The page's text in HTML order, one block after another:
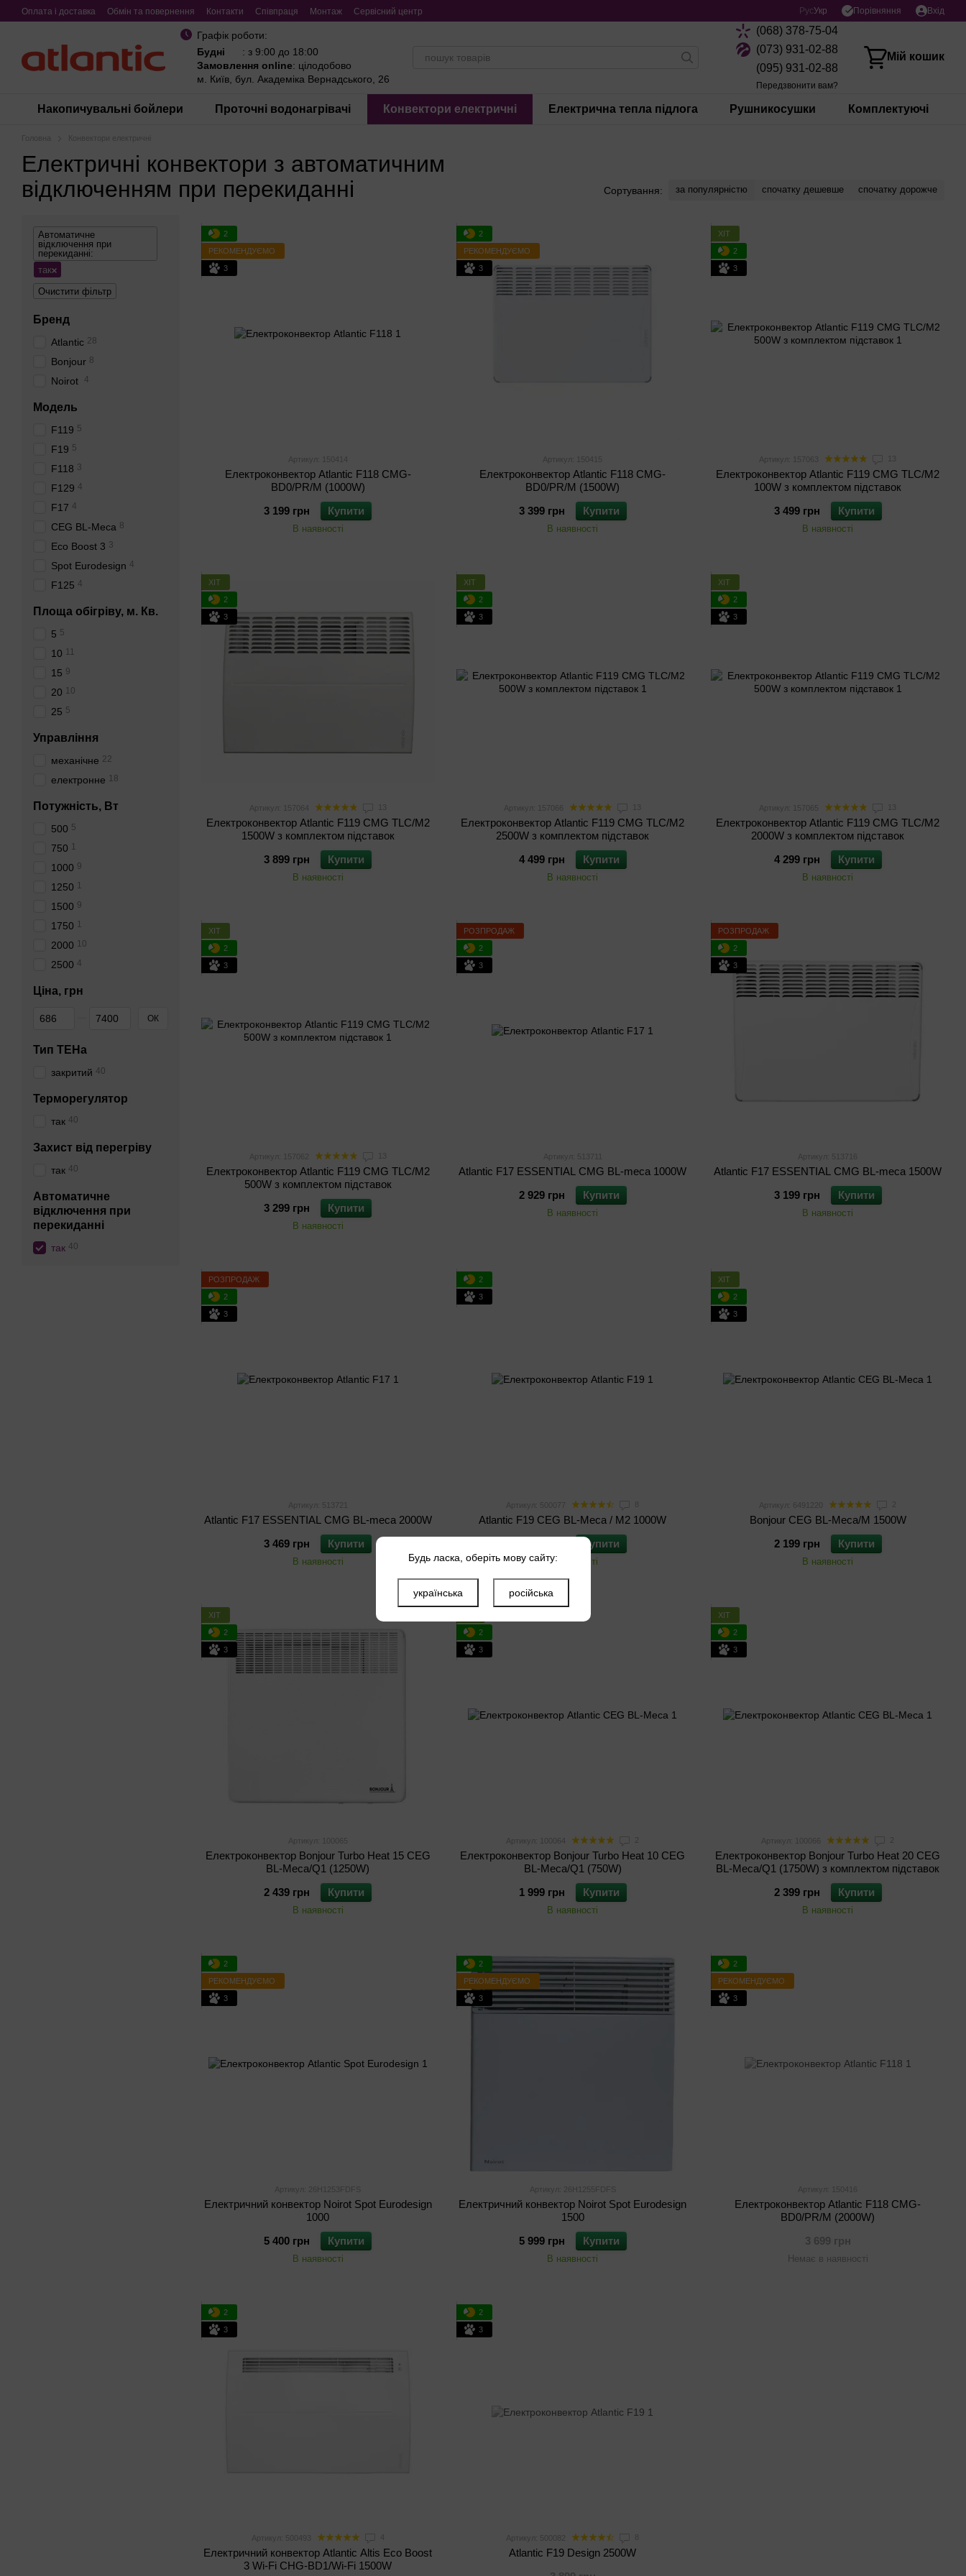
Перейти до основного контенту
Оплата і доставка Обмін та повернення Контакти Співпраця Монтаж Сервісний центр РусУкр Порівняння Вхід
Графік роботи:
Будні
: з 9:00 до 18:00
Замовлення online: цілодобово
м. Київ, бул. Академіка Вернадського, 26
(068) 378-75-04
(073) 931-02-88
(095) 931-02-88
Передзвонити вам?
Мій кошик
Накопичувальні бойлери Проточні водонагрівачі Конвектори електричні Електрична тепла підлога Рушникосушки Комплектуючі
Головна Конвектори електричні
Електричні конвектори з автоматичним
відключенням при перекиданні
Сортування: за популярністю спочатку дешевше спочатку дорожче
2
РЕКОМЕНДУЄМО
3
Артикул: 150414
Електроконвектор Atlantic F118 CMG-
BD0/PR/M (1000W)
3 199 грн
Купити
В наявності
2
РЕКОМЕНДУЄМО
3
Артикул: 150415
Електроконвектор Atlantic F118 CMG-
BD0/PR/M (1500W)
3 399 грн
Купити
В наявності
ХІТ
2
3
Артикул: 157063
Електроконвектор Atlantic F119 CMG TLC/M2
100W з комплектом підставок
3 499 грн
Купити
В наявності
ХІТ
2
3
Артикул: 157064
Електроконвектор Atlantic F119 CMG TLC/M2
1500W з комплектом підставок
3 899 грн
Купити
В наявності
ХІТ
2
3
Артикул: 157066
Електроконвектор Atlantic F119 CMG TLC/M2
2500W з комплектом підставок
4 499 грн
Купити
В наявності
ХІТ
2
3
Артикул: 157065
Електроконвектор Atlantic F119 CMG TLC/M2
2000W з комплектом підставок
4 299 грн
Купити
В наявності
ХІТ
2
3
Артикул: 157062
Електроконвектор Atlantic F119 CMG TLC/M2
500W з комплектом підставок
3 299 грн
Купити
В наявності
РОЗПРОДАЖ
2
3
Артикул: 513711
Atlantic F17 ESSENTIAL CMG BL-meca 1000W
2 929 грн
Купити
В наявності
РОЗПРОДАЖ
2
3
Артикул: 513716
Atlantic F17 ESSENTIAL CMG BL-meca 1500W
3 199 грн
Купити
В наявності
РОЗПРОДАЖ
2
3
Артикул: 513721
Atlantic F17 ESSENTIAL CMG BL-meca 2000W
3 469 грн
Купити
В наявності
2
3
Артикул: 500077
Atlantic F19 CEG BL-Meca / M2 1000W
Купити
В наявності
ХІТ
2
3
Артикул: 6491220
Bonjour CEG BL-Meca/M 1500W
2 199 грн
Купити
В наявності
ХІТ
2
3
Артикул: 100065
Електроконвектор Bonjour Turbo Heat 15 CEG
BL-Meca/Q1 (1250W)
2 439 грн
Купити
В наявності
2
3
Артикул: 100064
Електроконвектор Bonjour Turbo Heat 10 CEG
BL-Meca/Q1 (750W)
1 999 грн
Купити
В наявності
ХІТ
2
3
Артикул: 100066
Електроконвектор Bonjour Turbo Heat 20 CEG
BL-Meca/Q1 (1750W) з комплектом підставок
2 399 грн
Купити
В наявності
2
РЕКОМЕНДУЄМО
3
Артикул: 26H1253FDFS
Електричний конвектор Noirot Spot Eurodesign
1000
5 400 грн
Купити
В наявності
2
РЕКОМЕНДУЄМО
3
Артикул: 26H1255FDFS
Електричний конвектор Noirot Spot Eurodesign
1500
5 999 грн
Купити
В наявності
2
РЕКОМЕНДУЄМО
3
Артикул: 150416
Електроконвектор Atlantic F118 CMG-
BD0/PR/M (2000W)
3 699 грн
Немає в наявності
2
3
Артикул: 500493 4
Електричний конвектор Atlantic Altis Eco Boost
3 Wi-Fi CHG-BD1/Wi-Fi 1500W
2
3
Артикул: 500082
Atlantic F19 Design 2500W
Автоматичне
відключення при
перекиданні:
так
Очистити фільтр
Бренд
Atlantic 28
Bonjour 8
Noirot 4
Модель
F119 5
F19 5
F118 3
F129 4
F17 4
CEG BL-Meca 8
Eco Boost 3 3
Spot Eurodesign 4
F125 4
Площа обігріву, м. Кв.
5 5
10 11
15 9
20 10
25 5
Управління
механічне 22
електронне 18
Потужність, Вт
500 5
750 1
1000 9
1250 1
1500 9
1750 1
2000 10
2500 4
Ціна, грн
Від Ціна, грн
До Ціна, грн ОК
Тип ТЕНа
закритий 40
Терморегулятор
так 40
Захист від перегріву
так 40
Автоматичне
відключення при
перекиданні
так 40
Будь ласка, оберіть мову сайту:
українська російська